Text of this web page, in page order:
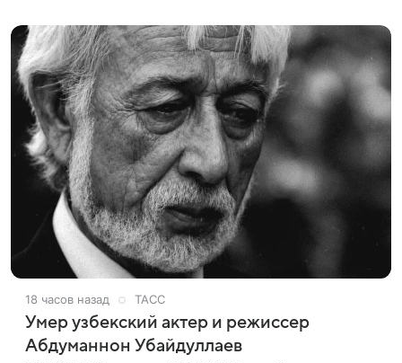
18 часов назад ТАСС
Умер узбекский актер и режиссер
Абдуманнон Убайдуллаев